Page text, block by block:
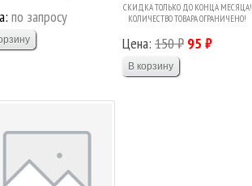
по запросу
СКИДКА ТОЛЬКО ДО КОНЦА МЕСЯЦА!
КОЛИЧЕСТВО ТОВАРА ОГРАНИЧЕНО!
Цена: 150 ₽ 95 ₽